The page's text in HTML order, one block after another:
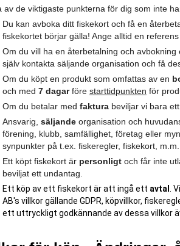
av de viktigaste punkterna för dig som inte
Du kan avboka ditt fiskekort och få en
fiskekortet börjar gälla! Ange alltid en
Om du vill ha en återbetalning och avbokning
själv kontakta säljande organisation och få
Om du köpt en produkt som omfattas av en
och med 7 dagarföre starttidpunkten för
Om du betalar med faktura beviljar vi bara
Ansvarig, säljande organisation och
förening, klubb, samfällighet, företag eller
synpunkter på t.ex. fiskeregler, fiskekort,
Ett köpt fiskekort är personligt och får inte
beviljat ett undantag.
Ett köp av ett fiskekort är att ingå ett avtal
.
AB's villkor gällande GDPR, köpvillkor,
ett uttryckligt godkännande av dessa villkor